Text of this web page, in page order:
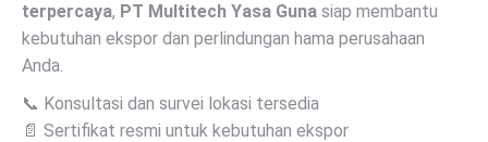
terpercaya, PT Multitech Yasa Guna siap membantu
kebutuhan ekspor dan perlindungan hama perusahaan
Anda.
📞 Konsultasi dan survei lokasi tersedia
📄 Sertifikat resmi untuk kebutuhan ekspor